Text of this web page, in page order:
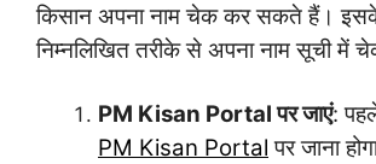
किसान अपना नाम चेक कर सकते हैं।
निम्नलिखित तरीके से अपना नाम सूची
PM Kisan Portal पर जाएं:
PM Kisan Portal पर जाना